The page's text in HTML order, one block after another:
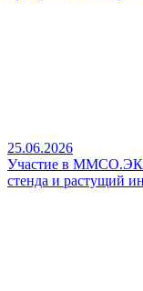
25.06.2026
Участие в
стенда и растущий